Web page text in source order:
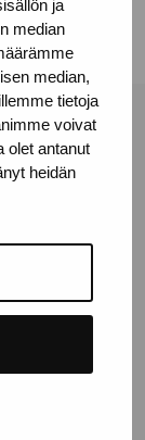
ja
median
median,
tietoja
voivat
olet antanut
heidän